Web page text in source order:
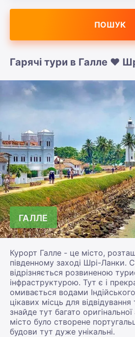
ПОШУК
Гарячі тури в Галле ❤️
ГАЛЛЕ
Курорт Галле - це місто,
південному заході Шрі-Ланки.
відрізняється розвиненою
інфраструктурою. Тут є і
омивається водами
цікавих місць для відвідування
знайде тут багато
місто було створене
будови тут дуже унікальні.